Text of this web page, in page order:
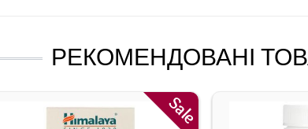
РЕКОМЕНДОВАНІ
Sale